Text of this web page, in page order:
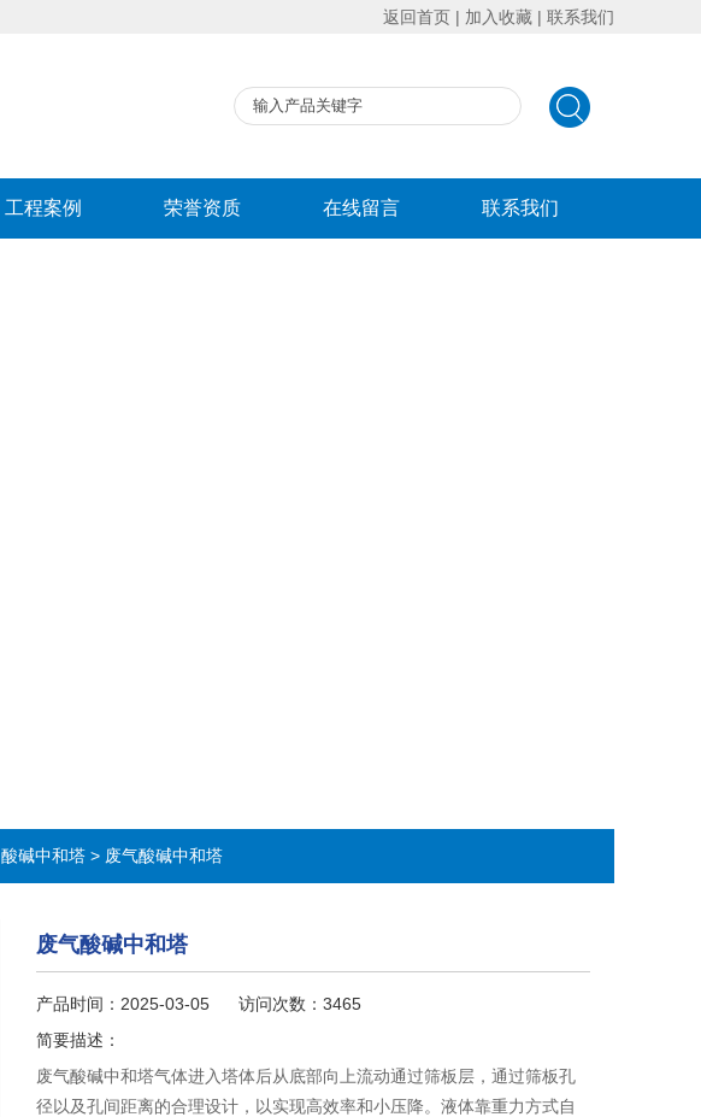
返回首页 | 加入收藏 | 联系我们
工程案例 荣誉资质 在线留言 联系我们
酸碱中和塔 > 废气酸碱中和塔
废气酸碱中和塔
产品时间：2025-03-05 访问次数：3465
简要描述：
废气酸碱中和塔气体进入塔体后从底部向上流动通过筛板层，通过筛板孔
径以及孔间距离的合理设计，以实现高效率和小压降。液体靠重力方式自